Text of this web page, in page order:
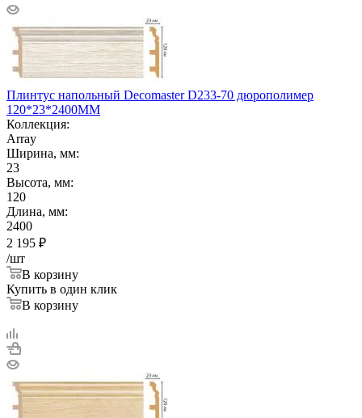
Плинтус напольный Decomaster D233-70 дюрополимер
120*23*2400ММ
Коллекция:
Array
Ширина, мм:
23
Высота, мм:
120
Длина, мм:
2400
2 195 ₽
/шт
В корзину
Купить в один клик
В корзину